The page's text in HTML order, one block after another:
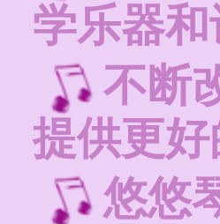
学乐器和
不断
提供更
悠悠